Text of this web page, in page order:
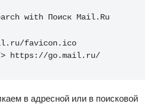
with Поиск Mail.Ru
favicon.ico
https://go.mail.ru/
в адресной или в поисковой